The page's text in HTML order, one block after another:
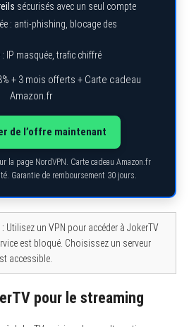
sécurisés avec un seul compte
: anti-phishing, blocage des
IP masquée, trafic chiffré
+ 3 mois offerts + Carte cadeau
Amazon.fr
de l’offre maintenant
la page NordVPN. Carte cadeau Amazon.fr
Garantie de remboursement 30 jours.
Utilisez un VPN pour accéder à JokerTV
est bloqué. Choisissez un serveur
accessible.
pour le streaming